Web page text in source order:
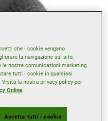
che i cookie vengano
la navigazione sul sito,
nostre comunicazioni marketing.
tutti i cookie in qualsiasi
la nostra privacy policy per
Online
Accetta tutti i cookie